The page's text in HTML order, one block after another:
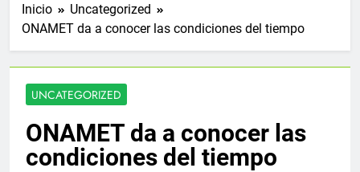
Inicio
Uncategorized
ONAMET da a conocer las condiciones del tiempo
UNCATEGORIZED
ONAMET da a conocer las
condiciones del tiempo